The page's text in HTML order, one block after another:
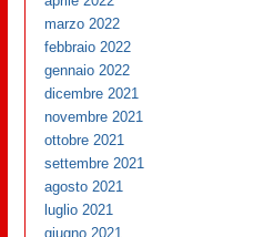
marzo 2022
febbraio 2022
gennaio 2022
dicembre 2021
novembre 2021
ottobre 2021
settembre 2021
agosto 2021
luglio 2021
giugno 2021